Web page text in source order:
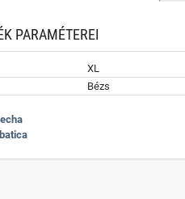
PARAMÉTEREI
XL
Bézs